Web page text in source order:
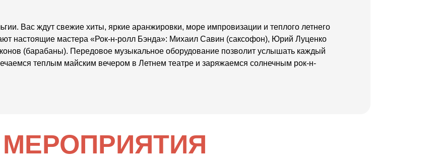
Вас ждут свежие хиты, яркие аранжировки, море импровизации и теплого летнего
настоящие мастера «Рок-н-ролл Бэнда»: Михаил Савин (саксофон), Юрий Луценко
(барабаны). Передовое музыкальное оборудование позволит услышать каждый
теплым майским вечером в Летнем театре и заряжаемся солнечным рок-н-